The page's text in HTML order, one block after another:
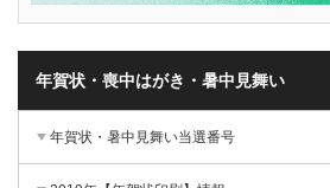
年賀状・喪中はがき・暑中見舞い
年賀状・暑中見舞い当選番号